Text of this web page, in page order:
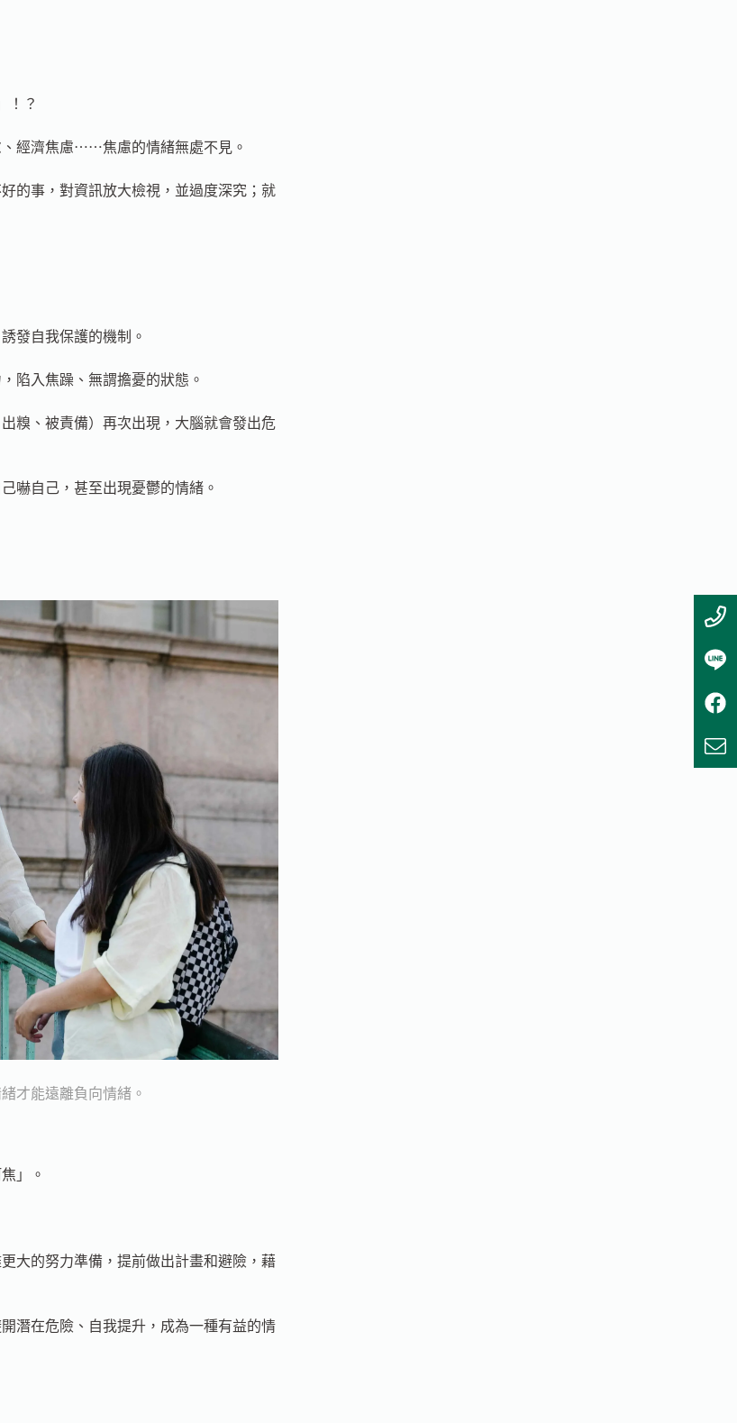
！？
、經濟焦慮⋯⋯焦慮的情緒無處不見。
的事，對資訊放大檢視，並過度深究；就
發自我保護的機制。
陷入焦躁、無謂擔憂的狀態。
糗、被責備）再次出現，大腦就會發出危
嚇自己，甚至出現憂鬱的情緒。
才能遠離負向情緒。
」。
大的努力準備，提前做出計畫和避險，藉
潛在危險、自我提升，成為一種有益的情